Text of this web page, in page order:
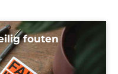
fouten